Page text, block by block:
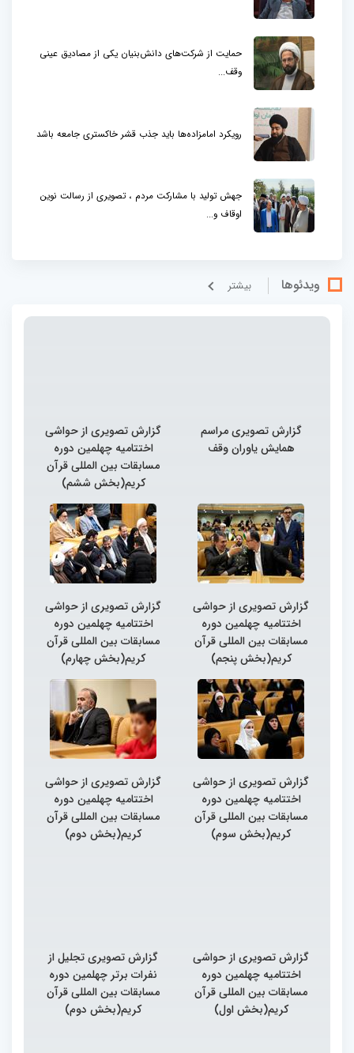
حمایت از شرکت‌های دانش‌بنیان یکی از مصادیق عینی
وقف...
رویکرد امامزاده‌ها باید جذب قشر خاکستری جامعه باشد
جهش تولید با مشارکت مردم ، تصویری از رسالت نوین
اوقاف و...
ویدئوها بيشتر
گزارش تصویری مراسم
همایش یاوران وقف
گزارش تصویری از حواشی
اختتامیه چهلمین دوره
مسابقات بین المللی قرآن
کریم(بخش ششم)
گزارش تصویری از حواشی
اختتامیه چهلمین دوره
مسابقات بین المللی قرآن
کریم(بخش پنجم)
گزارش تصویری از حواشی
اختتامیه چهلمین دوره
مسابقات بین المللی قرآن
کریم(بخش چهارم)
گزارش تصویری از حواشی
اختتامیه چهلمین دوره
مسابقات بین المللی قرآن
کریم(بخش سوم)
گزارش تصویری از حواشی
اختتامیه چهلمین دوره
مسابقات بین المللی قرآن
کریم(بخش دوم)
گزارش تصویری از حواشی
اختتامیه چهلمین دوره
مسابقات بین المللی قرآن
کریم(بخش اول)
گزارش تصویری تجلیل از
نفرات برتر چهلمین دوره
مسابقات بین المللی قرآن
کریم(بخش دوم)